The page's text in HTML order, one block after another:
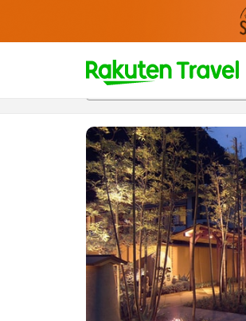
t
p
a
g
e
_
e
a
r
c
개요객실 & 숙박 상품이용 후기